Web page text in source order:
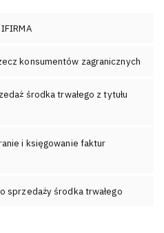
konsumentów zagranicznych
środka trwałego z tytułu
i księgowanie faktur
sprzedaży środka trwałego